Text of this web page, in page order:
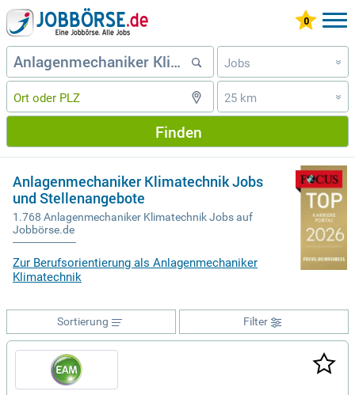
Jobs »
25 km »
Finden
Anlagenmechaniker Klimatechnik Jobs
und Stellenangebote
1.768 Anlagenmechaniker Klimatechnik Jobs auf
Jobbörse.de
Zur Berufsorientierung als Anlagenmechaniker
Klimatechnik
Filter
Sortierung